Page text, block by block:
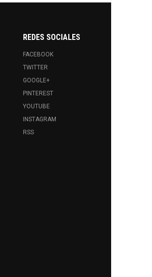
REDES SOCIALES
FACEBOOK
TWITTER
GOOGLE+
PINTEREST
YOUTUBE
INSTAGRAM
RSS